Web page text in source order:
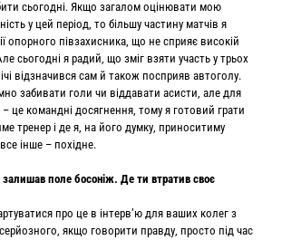
сьогодні. Якщо загалом оцінювати мою
у цей період, то більшу частину матчів я
опорного півзахисника, що не сприяє високій
сьогодні я радий, що зміг взяти участь у трьох
відзначився сам й також посприяв автоголу.
забивати голи чи віддавати асисти, але для
це командні досягнення, тому я готовий грати
тренер і де я, на його думку, приноситиму
інше – похідне.
поле босоніж. Де ти втратив своє
про це в інтервʼю для ваших колег з
якщо говорити правду, просто під час